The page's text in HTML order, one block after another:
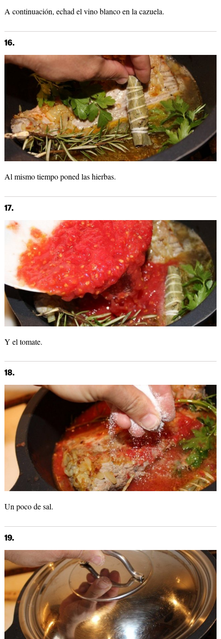
A continuación, echad el vino blanco en la cazuela.
16.
Al mismo tiempo poned las hierbas.
17.
Y el tomate.
18.
Un poco de sal.
19.